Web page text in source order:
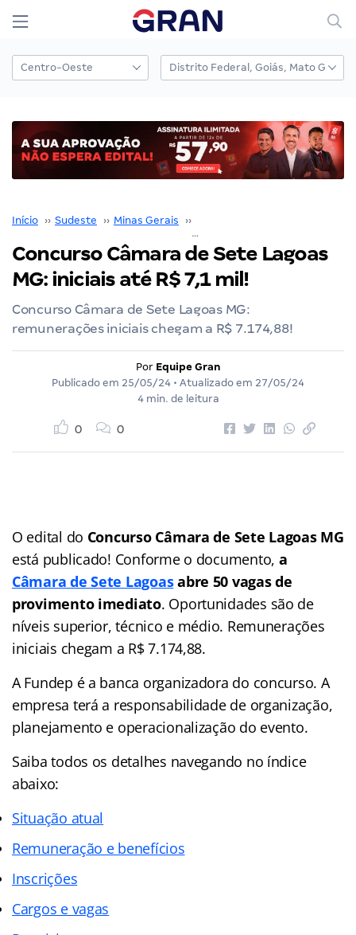
Início ›› Sudeste ›› Minas Gerais ››
Concurso Câmara de Sete Lagoas
MG: iniciais até R$ 7,1 mil!
Concurso Câmara de Sete Lagoas MG:
remunerações iniciais chegam a R$ 7.174,88!
Por Equipe Gran
Publicado em 25/05/24 • Atualizado em 27/05/24
4 min. de leitura
0 0
O edital do Concurso Câmara de Sete Lagoas MG
está publicado! Conforme o documento, a
Câmara de Sete Lagoasabre 50 vagas de
provimento imediato. Oportunidades são de
níveis superior, técnico e médio. Remunerações
iniciais chegam a R$ 7.174,88.
A Fundep é a banca organizadora do concurso. A
empresa terá a responsabilidade de organização,
planejamento e operacionalização do evento.
Saiba todos os detalhes navegando no índice
abaixo:
Situação atual
Remuneração e benefícios
Inscrições
Cargos e vagas